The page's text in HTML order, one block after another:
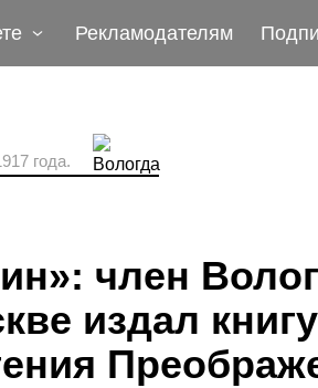
Рекламодателям
года.
член
издал